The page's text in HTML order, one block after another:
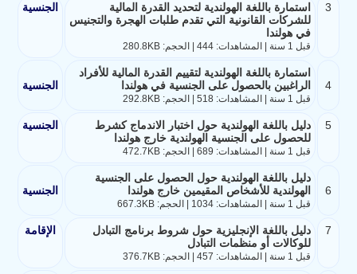
3
استمارة باللغة الهولندية لتحديد القدرة المالية
للشركات القانونية التي تقدم طلبات الهجرة والتجنيس
في هولندا
قبل 1 سنة | المشاهدات: 444 | الحجم: 280.8KB
الجنسية
4
استمارة باللغة الهولندية لتقييم القدرة المالية للأفراد
الراغبين بالحصول على الجنسية في هولندا
قبل 1 سنة | المشاهدات: 518 | الحجم: 292.8KB
الجنسية
5
دليل باللغة الهولندية حول اختبار الاندماج كشرط
للحصول على الجنسية الهولندية خارج هولندا
قبل 1 سنة | المشاهدات: 689 | الحجم: 472.7KB
الجنسية
6
دليل باللغة الهولندية حول الحصول على الجنسية
الهولندية للأشخاص المقيمين خارج هولندا
قبل 1 سنة | المشاهدات: 1034 | الحجم: 667.3KB
الجنسية
7
دليل باللغة الإنجليزية حول شروط برنامج التبادل
للوكالات أو منظمات التبادل
قبل 1 سنة | المشاهدات: 457 | الحجم: 376.7KB
الإقامة